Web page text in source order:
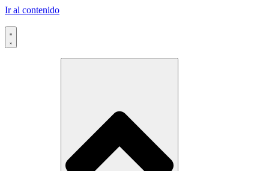
Ir al contenido